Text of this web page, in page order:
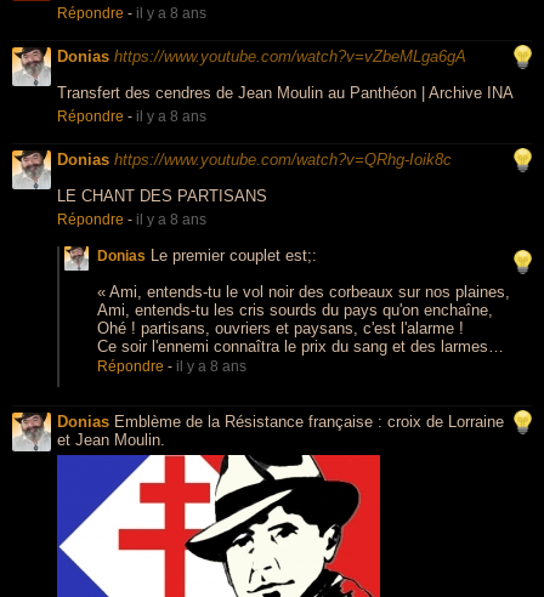
Répondre - il y a 8 ans
Donias https://www.youtube.com/watch?v=vZbeMLga6gA
Transfert des cendres de Jean Moulin au Panthéon | Archive INA
Répondre - il y a 8 ans
Donias https://www.youtube.com/watch?v=QRhg-Ioik8c
LE CHANT DES PARTISANS
Répondre - il y a 8 ans
Donias Le premier couplet est;:
« Ami, entends-tu le vol noir des corbeaux sur nos plaines,
Ami, entends-tu les cris sourds du pays qu'on enchaîne,
Ohé ! partisans, ouvriers et paysans, c'est l'alarme !
Ce soir l'ennemi connaîtra le prix du sang et des larmes…
Répondre - il y a 8 ans
Donias Emblème de la Résistance française : croix de Lorraine
et Jean Moulin.